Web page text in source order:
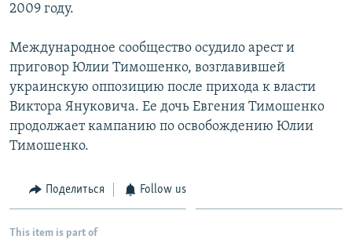
2009 году.
Международное сообщество осудило арест и
приговор Юлии Тимошенко, возглавившей
украинскую оппозицию после прихода к власти
Виктора Януковича. Ее дочь Евгения Тимошенко
продолжает кампанию по освобождению Юлии
Тимошенко.
Поделиться Follow us
This item is part of